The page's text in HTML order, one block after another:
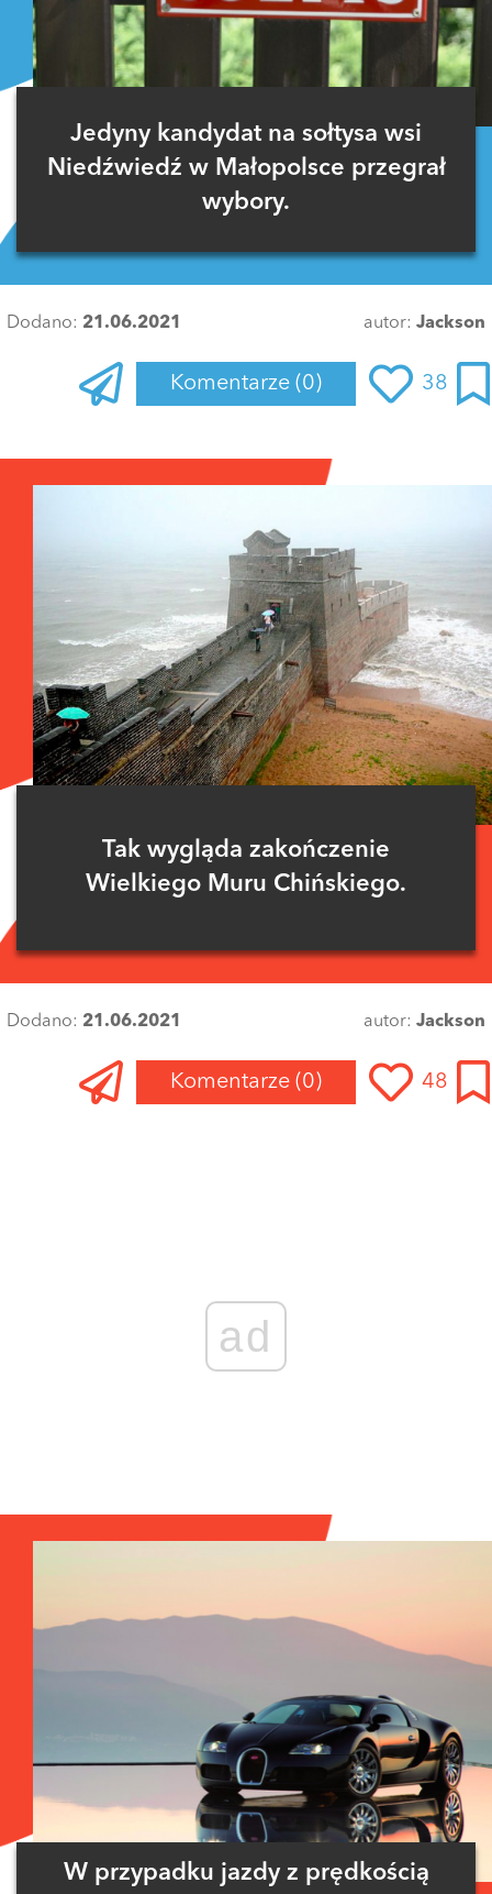
Jedyny kandydat na sołtysa wsi
Niedźwiedź w Małopolsce przegrał
wybory.
Dodano: 21.06.2021 autor: Jackson
Komentarze (0) 38
Tak wygląda zakończenie
Wielkiego Muru Chińskiego.
Dodano: 21.06.2021 autor: Jackson
Komentarze (0) 48
ad
W przypadku jazdy z prędkością